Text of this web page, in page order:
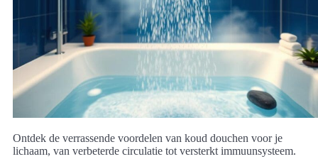
Ontdek de verrassende voordelen van koud douchen voor je
lichaam, van verbeterde circulatie tot versterkt immuunsysteem.